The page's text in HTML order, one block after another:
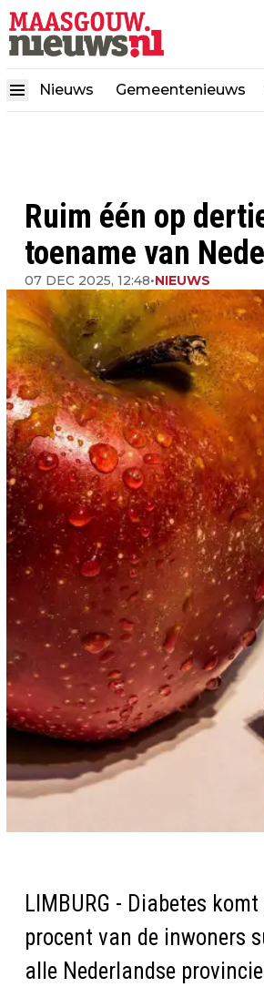
Nieuws Gemeentenieuws
Ruim één op
toename van
07 DEC 2025, 12:48•NIEUWS
LIMBURG - Diabetes
procent van de inwoners
alle Nederlandse